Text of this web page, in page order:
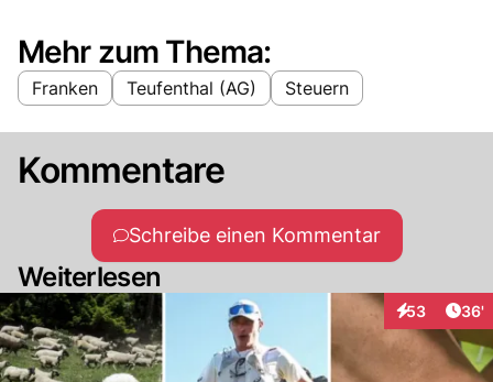
Mehr zum Thema:
Franken Teufenthal (AG) Steuern
Kommentare
Schreibe einen Kommentar
Weiterlesen
53
Interaktionen
36'